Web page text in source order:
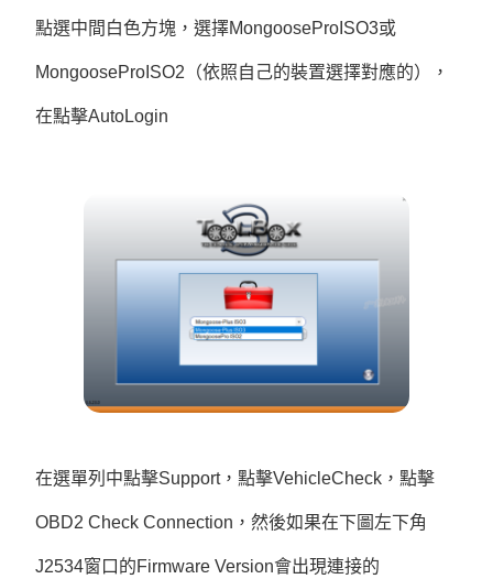
點選中間白色方塊，選擇MongooseProISO3或
MongooseProISO2（依照自己的裝置選擇對應的），
在點擊AutoLogin
在選單列中點擊Support，點擊VehicleCheck，點擊
OBD2 Check Connection，然後如果在下圖左下角
J2534窗口的Firmware Version會出現連接的